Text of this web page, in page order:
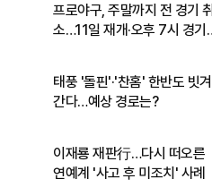
프로야구, 주말까지 전 경기 취
소…11일 재개·오후 7시 경기
태풍 '돌핀'·'찬홈' 한반도 빗겨
간다…예상 경로는?
이재룡 재판行…다시 떠오른
연예계 '사고 후 미조치' 사례